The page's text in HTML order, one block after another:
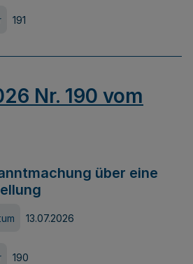
191
Nr. 190 vom
über eine
13.07.2026
190